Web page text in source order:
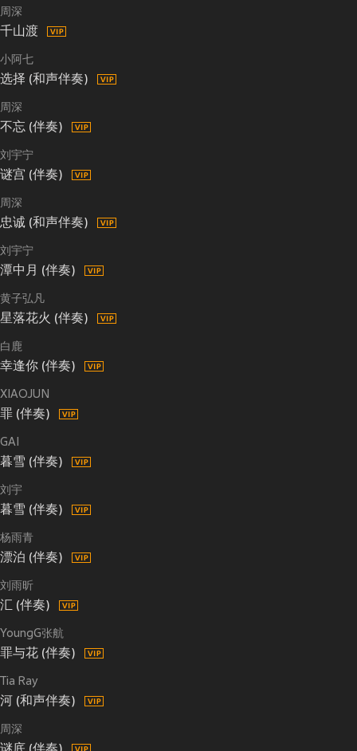
周深
千山渡
小阿七
选择 (和声伴奏)
周深
不忘 (伴奏)
刘宇宁
谜宫 (伴奏)
周深
忠诚 (和声伴奏)
刘宇宁
潭中月 (伴奏)
黄子弘凡
星落花火 (伴奏)
白鹿
幸逢你 (伴奏)
XIAOJUN
罪 (伴奏)
GAI
暮雪 (伴奏)
刘宇
暮雪 (伴奏)
杨雨青
漂泊 (伴奏)
刘雨昕
汇 (伴奏)
YoungG张航
罪与花 (伴奏)
Tia Ray
河 (和声伴奏)
周深